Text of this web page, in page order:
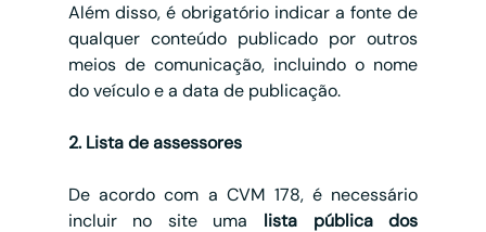
Além disso, é obrigatório indicar a fonte de
qualquer conteúdo publicado por outros
meios de comunicação, incluindo o nome
do veículo e a data de publicação.
2. Lista de assessores
De acordo com a CVM 178, é necessário
incluir no site uma lista pública dos